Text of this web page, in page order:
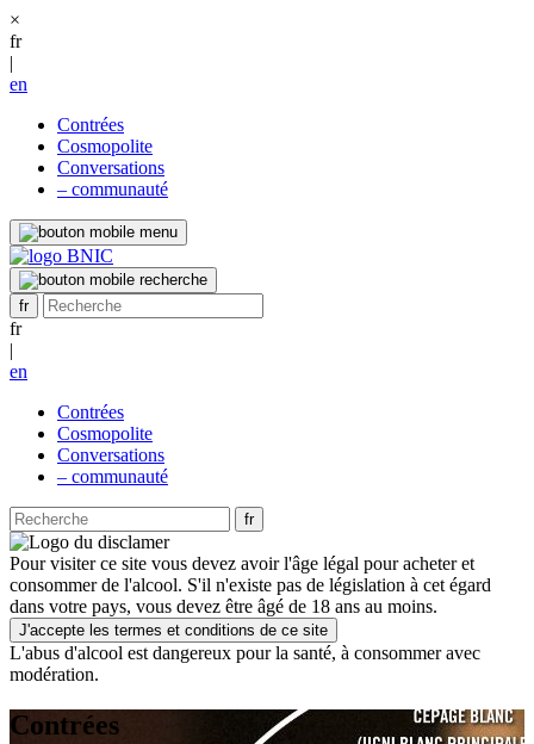
×
fr
|
en
Contrées
Cosmopolite
Conversations
– communauté
fr
|
en
Contrées
Cosmopolite
Conversations
– communauté
Pour visiter ce site vous devez avoir l'âge légal pour acheter et
consommer de l'alcool. S'il n'existe pas de législation à cet égard
dans votre pays, vous devez être âgé de 18 ans au moins.
J'accepte les termes et conditions de ce site
L'abus d'alcool est dangereux pour la santé, à consommer avec
modération.
Contrées